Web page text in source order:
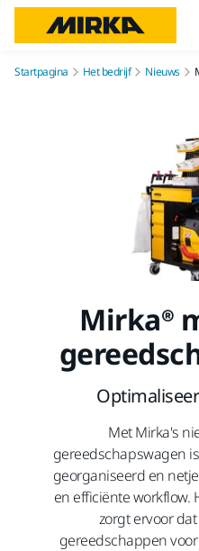
Startpagina Het bedrijf Nieuws
Mirka®
Met Mirka's
gereedschapswagen
georganiseerd en
en efficiënte workflow.
zorgt ervoor
gereedschappen